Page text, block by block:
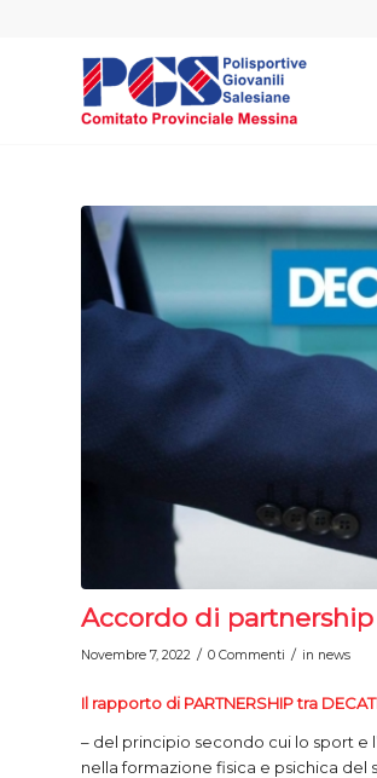
Accordo di partnership
Novembre 7, 2022 / 0 Commenti / in news
Il rapporto di PARTNERSHIP tra
– del principio secondo cui lo sport e
nella formazione fisica e psichica